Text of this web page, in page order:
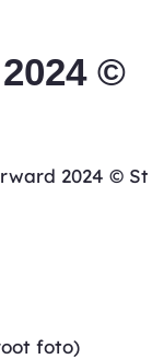
©
2024 ©